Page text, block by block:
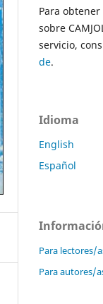
Para
sobre
servicio,
de.
Idioma
English
Español
Para lectores/
Para autores/